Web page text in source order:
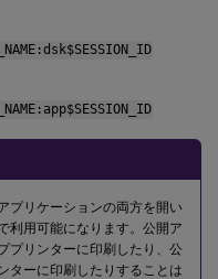
プリケーションの両方を開い
利用可能になります。公開ア
プリンターに印刷したり、公
ターに印刷したりすることは